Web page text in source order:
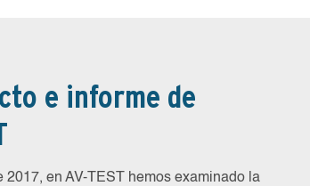
e informe de
2017, en AV-TEST hemos examinado la